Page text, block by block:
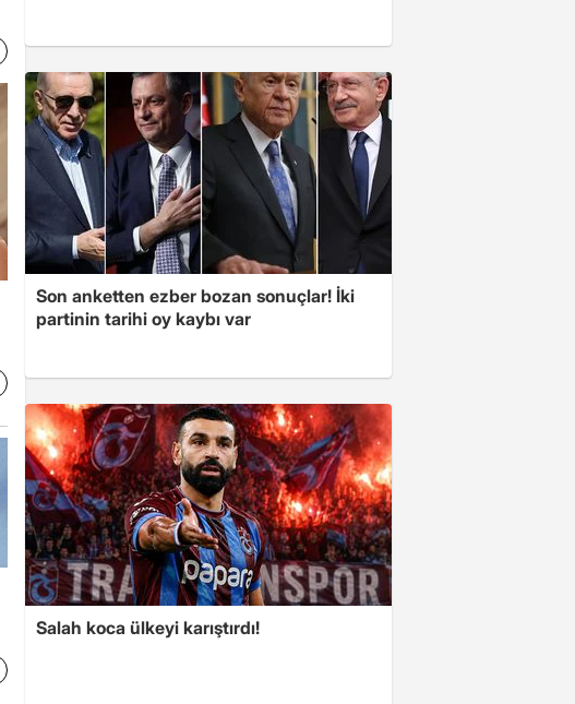
Son anketten ezber bozan sonuçlar! İki
partinin tarihi oy kaybı var
Salah koca ülkeyi karıştırdı!